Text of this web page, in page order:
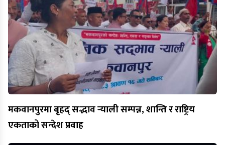
मकवानपुरमा बृहद् सद्भाव र्‍याली सम्पन्न, शान्ति र राष्ट्रिय
एकताको सन्देश प्रवाह